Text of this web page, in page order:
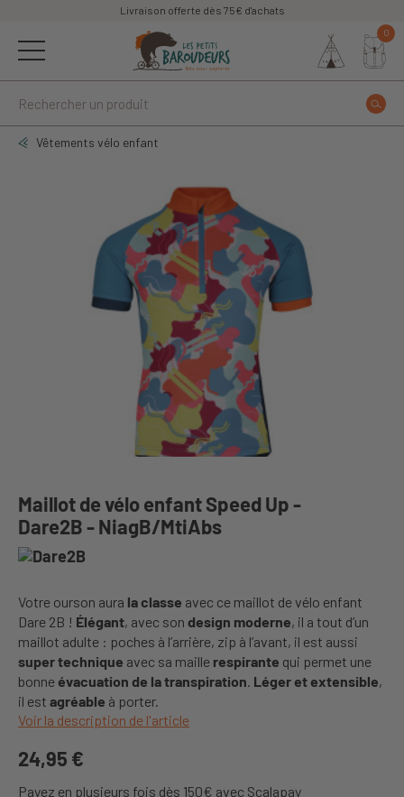
Livraison offerte dès 75€ d'achats
0
Vêtements vélo enfant
Maillot de vélo enfant Speed Up -
Dare2B - NiagB/MtiAbs
Votre ourson aura la classe avec ce maillot de vélo enfant
Dare 2B ! Élégant, avec son design moderne, il a tout d’un
maillot adulte : poches à l’arrière, zip à l’avant, il est aussi
super technique avec sa maille respirante qui permet une
bonneévacuation de la transpiration. Léger et extensible,
il est agréable à porter.
Voir la description de l'article
24,95 €
Payez en plusieurs fois dès 150€ avec Scalapay